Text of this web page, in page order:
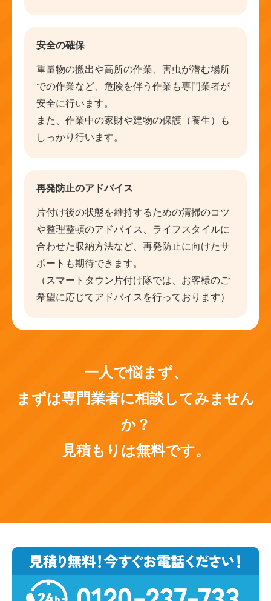
安全の確保
重量物の搬出や高所の作業、害虫が潜む場所
での作業など、危険を伴う作業も専門業者が
安全に行います。
また、作業中の家財や建物の保護（養生）も
しっかり行います。
再発防止のアドバイス
片付け後の状態を維持するための清掃のコツ
や整理整頓のアドバイス、ライフスタイルに
合わせた収納方法など、再発防止に向けたサ
ポートも期待できます。
（スマートタウン片付け隊では、お客様のご
希望に応じてアドバイスを行っております）
一人で悩まず、
まずは専門業者に相談してみません
か？
見積もりは無料です。